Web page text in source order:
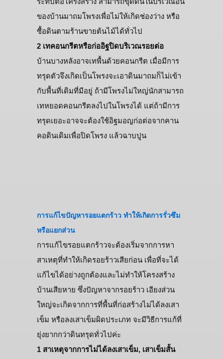
ของบ้านมาถมโพรงเพื่อไม่ให้เกิดช่องว่าง หรือ
ซื้อดินตามร้านขายต้นไม้ได้ทั่วไป
2 เทคอนกรีตหรือก่ออิฐปิดบริเวณรอยต่อ
บ้านบางหลังอาจเทพื้นด้วยคอนกรีต เมื่อมีการ
ทรุดตัวจึงเกิดเป็นโพรงจะเอาดินมาถมก็ไม่เข้า
กับพื้นที่เดิมที่มีอยู่ ถ้ามีโพรงไม่ใหญ่นักสามารถ
เทหยอดคอนกรีตลงไปในโพรงได้ แต่ถ้ามีการ
ทรุดเยอะอาจจะต้องใช้อิฐมอญก่อต่อจากคาน
คอดินเดิมเพื่อปิดโพรง แล้วฉาบปูน
การแก้ไขปัญหารอยแตกร้าว ทำให้เกิดการรั่วซึม
หรือแยกส่วน
การแก้ไขรอยแตกร้าวจะต้องเริ่มจากการหา
สาเหตุที่ทำให้เกิดรอยร้าวเสียก่อน เพื่อที่จะได้
แก้ไขได้อย่างถูกต้องและไม่ทำให้โครงสร้าง
บ้านเสียหาย ซึ่งปัญหาจากรอยร้าว เอียงส่วน
ใหญ่จะเกิดจากการที่พื้นที่ก่อสร้างไม่ได้ลงเสา
เข็ม หรือลงเสาเข็มผิดประเภท จะมีวิธีการแก้ที่
ยุ่งยากกว่าดินทรุดทั่วไปค่ะ
1 สาเหตุจากการไม่ได้ลงเสาเข็ม, เสาเข็มสั้น